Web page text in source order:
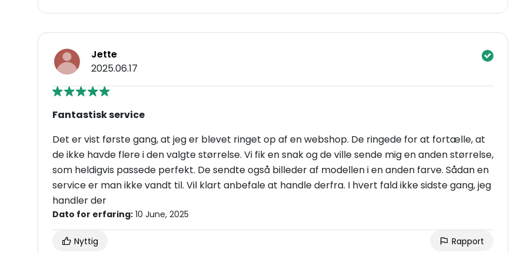
Jette
2025.06.17
Fantastisk service
Det er vist første gang, at jeg er blevet ringet op af en webshop. De ringede for at fortælle, at
de ikke havde flere i den valgte størrelse. Vi fik en snak og de ville sende mig en anden størrelse,
som heldigvis passede perfekt. De sendte også billeder af modellen i en anden farve. Sådan en
service er man ikke vandt til. Vil klart anbefale at handle derfra. I hvert fald ikke sidste gang, jeg
handler der
Dato for erfaring: 10 June, 2025
Nyttig Rapport